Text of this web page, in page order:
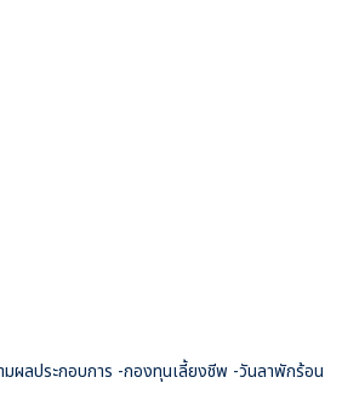
ผลประกอบการ -กองทุนเลี้ยงชีพ -วันลาพักร้อน